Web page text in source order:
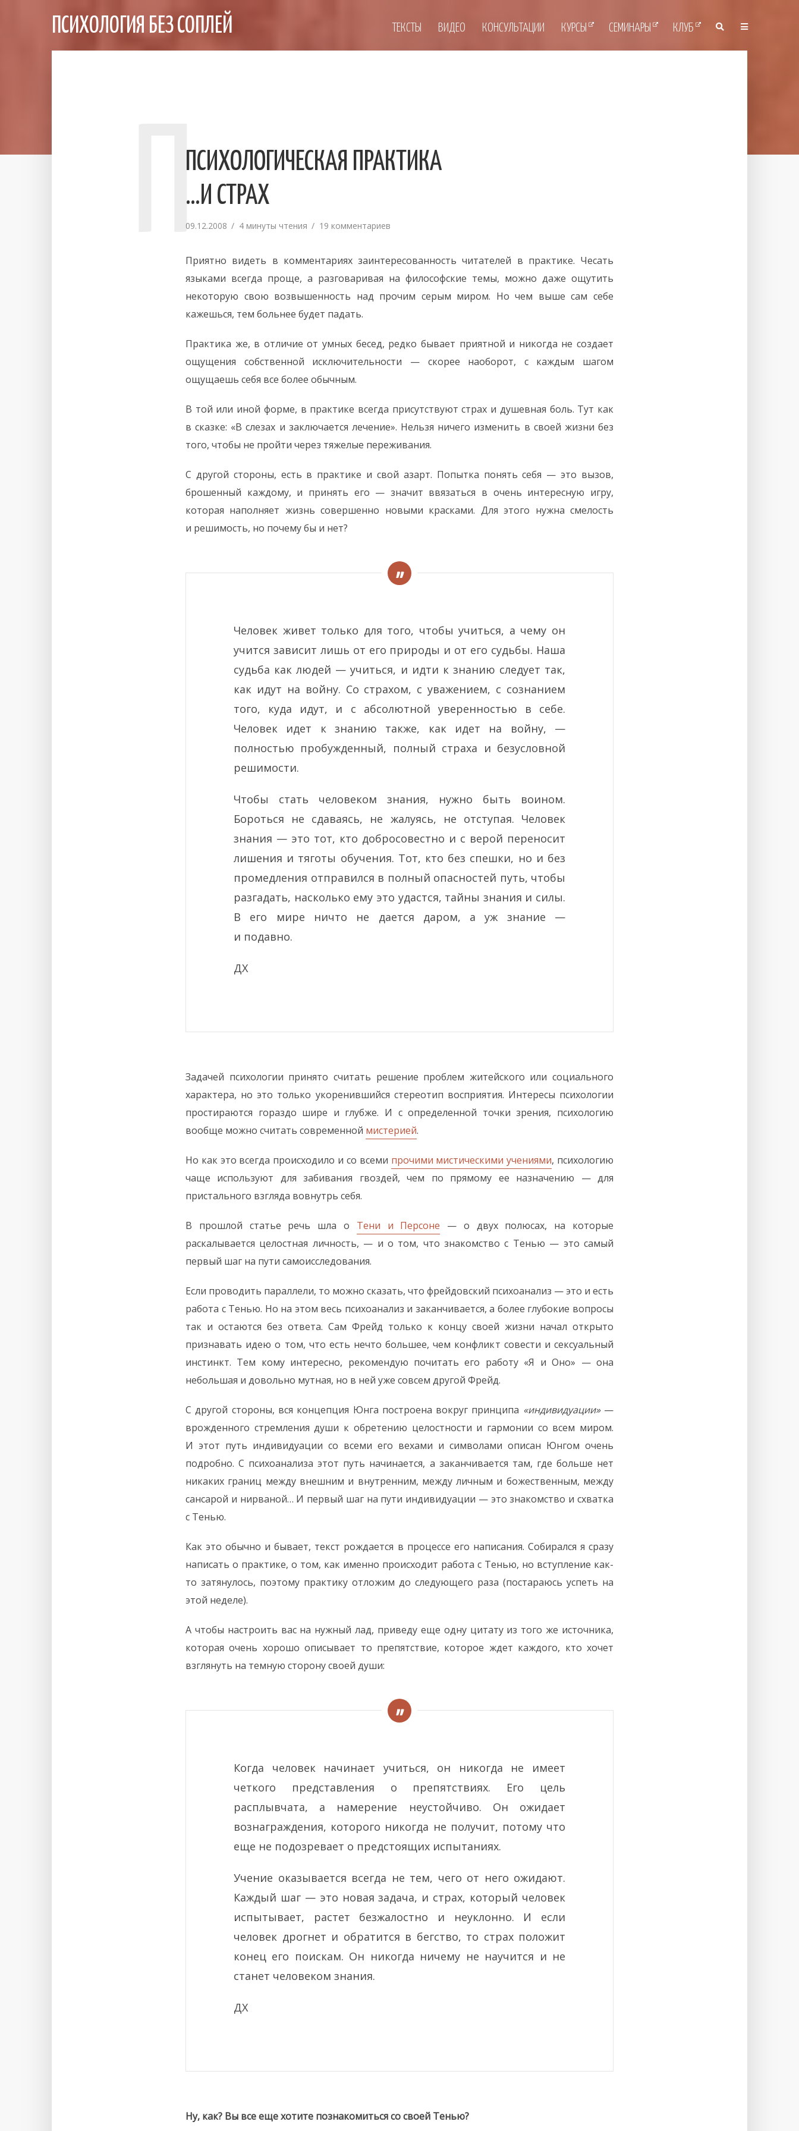
ПСИХОЛОГИЯ БЕЗ СОПЛЕЙ ТЕКСТЫ ВИДЕО КОНСУЛЬТАЦИИ КУРСЫ СЕМИНАРЫ КЛУБ
ПСИХОЛОГИЧЕСКАЯ ПРАКТИКА
…И СТРАХ
09.12.2008 4 минуты чтения 19 комментариев
П
Приятно видеть в комментариях заинтересованность читателей в практике. Чесать
языками всегда проще, а разговаривая на философские темы, можно даже ощутить
некоторую свою возвышенность над прочим серым миром. Но чем выше сам себе
кажешься, тем больнее будет падать.
Практика же, в отличие от умных бесед, редко бывает приятной и никогда не создает
ощущения собственной исключительности — скорее наоборот, с каждым шагом
ощущаешь себя все более обычным.
В той или иной форме, в практике всегда присутствуют страх и душевная боль. Тут как
в сказке: «В слезах и заключается лечение». Нельзя ничего изменить в своей жизни без
того, чтобы не пройти через тяжелые переживания.
С другой стороны, есть в практике и свой азарт. Попытка понять себя — это вызов,
брошенный каждому, и принять его — значит ввязаться в очень интересную игру,
которая наполняет жизнь совершенно новыми красками. Для этого нужна смелость
и решимость, но почему бы и нет?
Человек живет только для того, чтобы учиться, а чему он
учится зависит лишь от его природы и от его судьбы. Наша
судьба как людей — учиться, и идти к знанию следует так,
как идут на войну. Со страхом, с уважением, с сознанием
того, куда идут, и с абсолютной уверенностью в себе.
Человек идет к знанию также, как идет на войну, —
полностью пробужденный, полный страха и безусловной
решимости.
Чтобы стать человеком знания, нужно быть воином.
Бороться не сдаваясь, не жалуясь, не отступая. Человек
знания — это тот, кто добросовестно и с верой переносит
лишения и тяготы обучения. Тот, кто без спешки, но и без
промедления отправился в полный опасностей путь, чтобы
разгадать, насколько ему это удастся, тайны знания и силы.
В его мире ничто не дается даром, а уж знание —
и подавно.
ДХ
Задачей психологии принято считать решение проблем житейского или социального
характера, но это только укоренившийся стереотип восприятия. Интересы психологии
простираются гораздо шире и глубже. И с определенной точки зрения, психологию
вообще можно считать современной мистерией.
Но как это всегда происходило и со всеми прочими мистическими учениями, психологию
чаще используют для забивания гвоздей, чем по прямому ее назначению — для
пристального взгляда вовнутрь себя.
В прошлой статье речь шла о Тени и Персоне — о двух полюсах, на которые
раскалывается целостная личность, — и о том, что знакомство с Тенью — это самый
первый шаг на пути самоисследования.
Если проводить параллели, то можно сказать, что фрейдовский психоанализ — это и есть
работа с Тенью. Но на этом весь психоанализ и заканчивается, а более глубокие вопросы
так и остаются без ответа. Сам Фрейд только к концу своей жизни начал открыто
признавать идею о том, что есть нечто большее, чем конфликт совести и сексуальный
инстинкт. Тем кому интересно, рекомендую почитать его работу «Я и Оно» — она
небольшая и довольно мутная, но в ней уже совсем другой Фрейд.
С другой стороны, вся концепция Юнга построена вокруг принципа «индивидуации»—
врожденного стремления души к обретению целостности и гармонии со всем миром.
И этот путь индивидуации со всеми его вехами и символами описан Юнгом очень
подробно. С психоанализа этот путь начинается, а заканчивается там, где больше нет
никаких границ между внешним и внутренним, между личным и божественным, между
сансарой и нирваной… И первый шаг на пути индивидуации — это знакомство и схватка
с Тенью.
Как это обычно и бывает, текст рождается в процессе его написания. Собирался я сразу
написать о практике, о том, как именно происходит работа с Тенью, но вступление как-
то затянулось, поэтому практику отложим до следующего раза (постараюсь успеть на
этой неделе).
А чтобы настроить вас на нужный лад, приведу еще одну цитату из того же источника,
которая очень хорошо описывает то препятствие, которое ждет каждого, кто хочет
взглянуть на темную сторону своей души:
Когда человек начинает учиться, он никогда не имеет
четкого представления о препятствиях. Его цель
расплывчата, а намерение неустойчиво. Он ожидает
вознаграждения, которого никогда не получит, потому что
еще не подозревает о предстоящих испытаниях.
Учение оказывается всегда не тем, чего от него ожидают.
Каждый шаг — это новая задача, и страх, который человек
испытывает, растет безжалостно и неуклонно. И если
человек дрогнет и обратится в бегство, то страх положит
конец его поискам. Он никогда ничему не научится и не
станет человеком знания.
ДХ
Ну, как? Вы все еще хотите познакомиться со своей Тенью?